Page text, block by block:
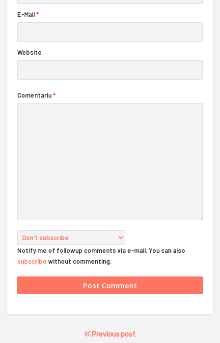
E-Mail*
Website
Comentariu*
Notify me of followup comments via e-mail. You can also
subscribe without commenting.
Previous post